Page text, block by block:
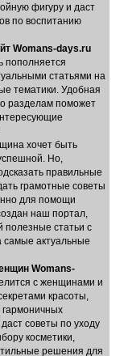
фигуру и даст
по воспитанию
Womans-days.ru
пополняется
статьями на
тематики. Удобная
разделам поможет
хочет быть
Но,
правильные
грамотные советы
для помощи
наш портал,
статьи с
самые актуальные
Womans-
с женщинами и
красоты,
гармоничных
советы по уходу
косметики,
решения для